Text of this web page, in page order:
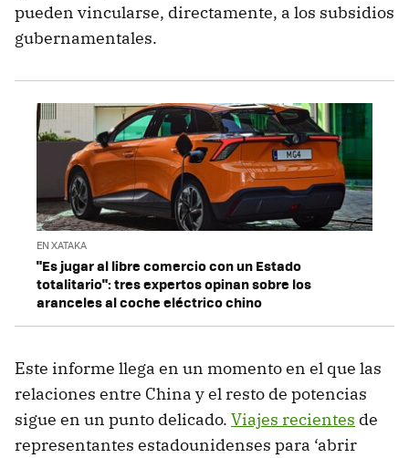
pueden vincularse, directamente, a los subsidios
gubernamentales.
EN XATAKA
"Es jugar al libre comercio con un Estado
totalitario": tres expertos opinan sobre los
aranceles al coche eléctrico chino
Este informe llega en un momento en el que las
relaciones entre China y el resto de potencias
sigue en un punto delicado. Viajes recientes de
representantes estadounidenses para ‘abrir